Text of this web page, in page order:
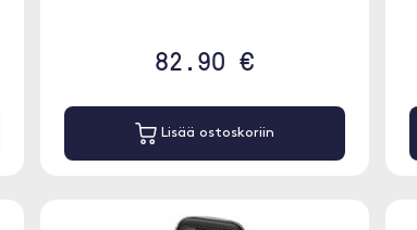
82.90 €
Lisää ostoskoriin